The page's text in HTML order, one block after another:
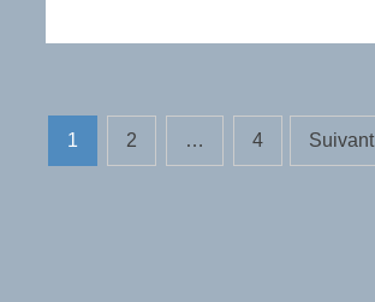
EN
GUERRE
UKRAINE
Pagination
1 2 … 4 Suivant